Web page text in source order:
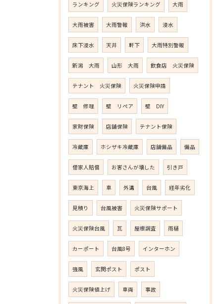
ランキング 火災保険ランキング 大雨
大雨被害 大雨警報 洪水 浸水
床下浸水 天井 軒下 大雨特別警報
新潟 大雨 山形 大雨 飲食店 火災保険
テナント 火災保険 火災保険申請
壁 修理 壁 リペア 壁 DIY
家財保険 店舗保険 テナント保険
冷蔵庫 ホシザキ冷蔵庫 店舗備品 備品
借家人賠償 お客さんが壊した 引き戸
東京海上 車 外溝 台風 経年劣化
見積り 台風被害 火災保険サポート
火災保険台風 瓦 屋根調査 雨樋
カーポート 台風8号 インターホン
強風 玄関ポスト ポスト
火災保険値上げ 車両 事故